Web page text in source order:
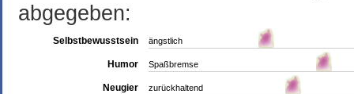
abgegeben:
Selbstbewusstsein ängstlich
Humor Spaßbremse
Neugier zurückhaltend